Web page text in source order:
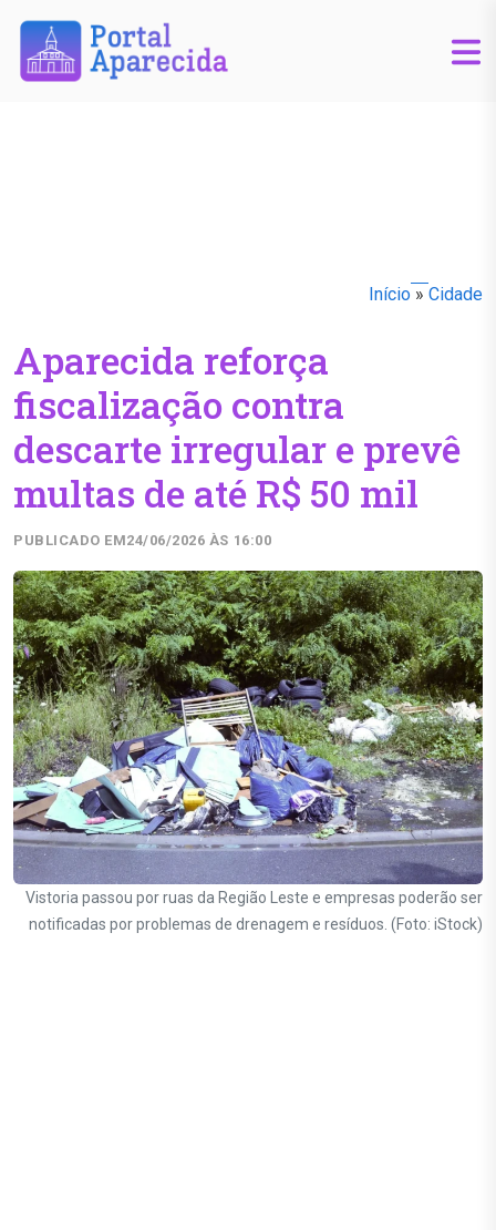
Início » Cidade
Aparecida reforça
fiscalização contra
descarte irregular e prevê
multas de até R$ 50 mil
PUBLICADO EM24/06/2026 ÀS 16:00
Vistoria passou por ruas da Região Leste e empresas poderão ser
notificadas por problemas de drenagem e resíduos. (Foto: iStock)